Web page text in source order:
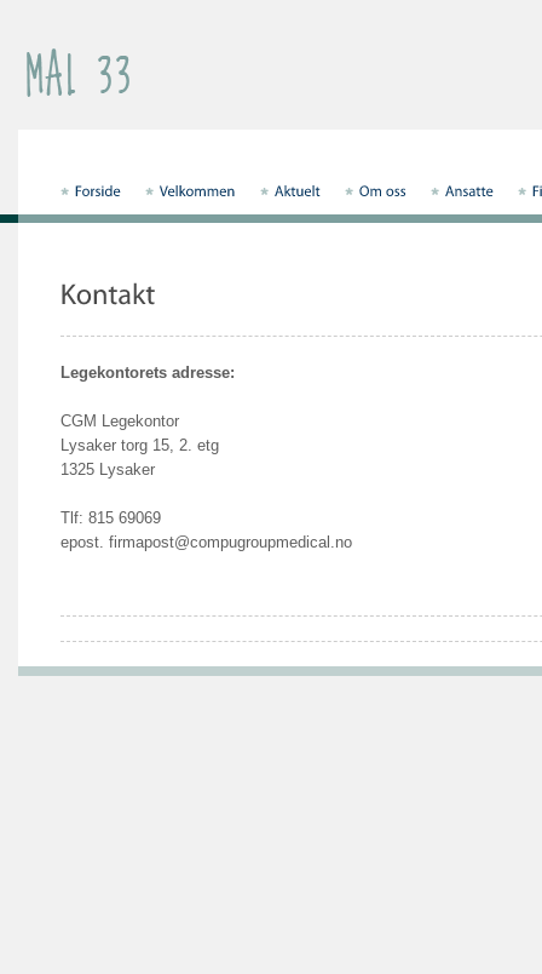
Legekontorets adresse:
CGM Legekontor
Lysaker torg 15, 2. etg
1325 Lysaker
Tlf: 815 69069
epost. firmapost@compugroupmedical.no